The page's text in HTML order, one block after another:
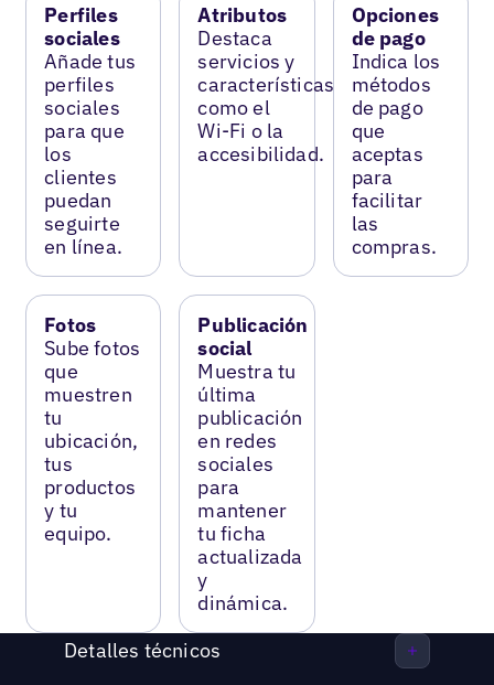
Perfiles
sociales
Añade tus
perfiles
sociales
para que
los
clientes
puedan
seguirte
en línea.
Atributos
Destaca
servicios y
características
como el
Wi-Fi o la
accesibilidad.
Opciones
de pago
Indica los
métodos
de pago
que
aceptas
para
facilitar
las
compras.
Fotos
Sube fotos
que
muestren
tu
ubicación,
tus
productos
y tu
equipo.
Publicación
social
Muestra tu
última
publicación
en redes
sociales
para
mantener
tu ficha
actualizada
y
dinámica.
Detalles técnicos